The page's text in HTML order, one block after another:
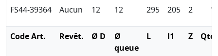
FS44-39364 Aucun 12 12 295 205 2 1
Code Art. Revêt. Ø D
Ø
queue
L l1 Z Qté